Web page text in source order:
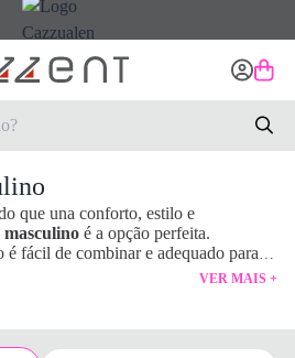
que una conforto, estilo e
masculino é a opção perfeita.
é fácil de combinar e adequado para
VER MAIS +